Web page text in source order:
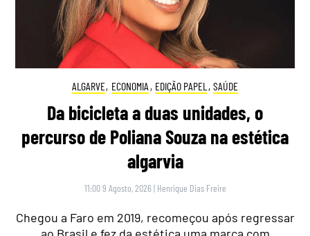
ALGARVE, ECONOMIA , EDIÇÃO PAPEL , SAÚDE
Da bicicleta a duas unidades, o
percurso de Poliana Souza na estética
algarvia
11:00 9 Agosto, 2026 | Henrique Dias Freire
Chegou a Faro em 2019, recomeçou após regressar